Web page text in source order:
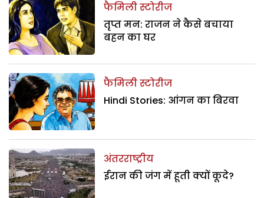
फैमिली स्टोरीज
तृप्त मन: राजन ने कैसे बचाया
बहन का घर
फैमिली स्टोरीज
Hindi Stories: आंगन का बिरवा
अंतरराष्ट्रीय
ईरान की जंग में हूती क्यों कूदे?